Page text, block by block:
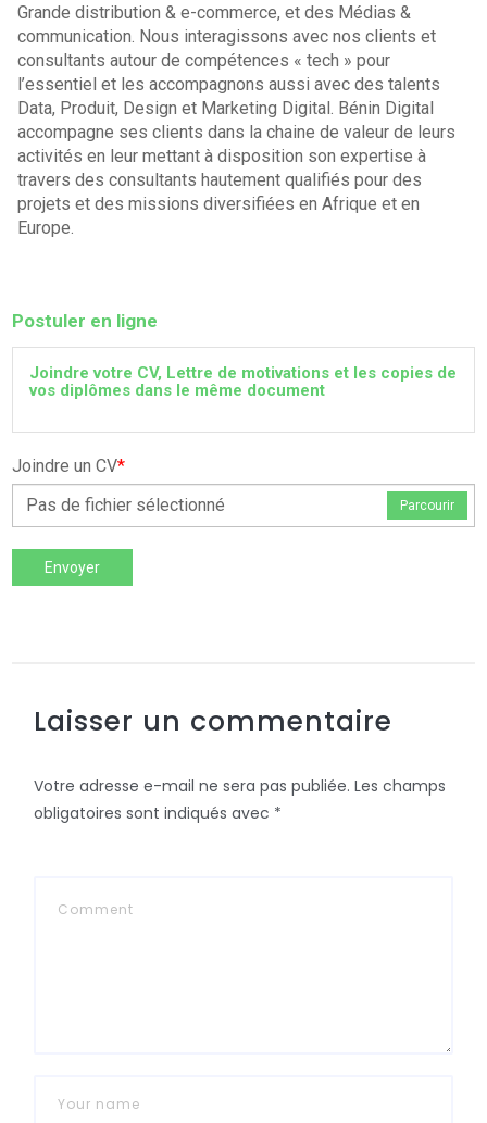
Grande distribution & e-commerce, et des Médias &
communication. Nous interagissons avec nos clients et
consultants autour de compétences « tech » pour
l’essentiel et les accompagnons aussi avec des talents
Data, Produit, Design et Marketing Digital. Bénin Digital
accompagne ses clients dans la chaine de valeur de leurs
activités en leur mettant à disposition son expertise à
travers des consultants hautement qualifiés pour des
projets et des missions diversifiées en Afrique et en
Europe.
Postuler en ligne
Joindre votre CV, Lettre de motivations et les copies de
vos diplômes dans le même document
Joindre un CV*
Pas de fichier sélectionné
Parcourir
Envoyer
Laisser un commentaire
Votre adresse e-mail ne sera pas publiée. Les champs
obligatoires sont indiqués avec *